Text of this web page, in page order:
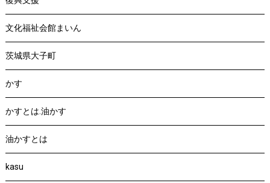
文化福祉会館まいん
茨城県大子町
かす
かすとは.油かす
油かすとは
kasu